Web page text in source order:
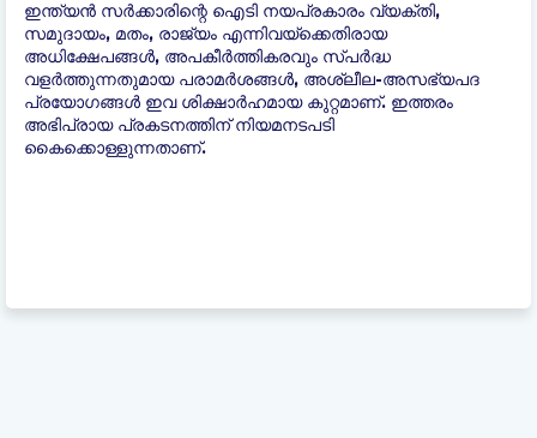
ഇന്ത്യന്‍ സർക്കാരിന്റെ ഐടി നയപ്രകാരം വ്യക്തി,
സമുദായം, മതം, രാജ്യം എന്നിവയ്ക്കെതിരായ
അധിക്ഷേപങ്ങൾ, അപകീർത്തികരവും സ്പർദ്ധ
വളർത്തുന്നതുമായ പരാമർശങ്ങൾ, അശ്ലീല-അസഭ്യപദ
പ്രയോഗങ്ങൾ ഇവ ശിക്ഷാർഹമായ കുറ്റമാണ്. ഇത്തരം
അഭിപ്രായ പ്രകടനത്തിന് നിയമനടപടി
കൈക്കൊള്ളുന്നതാണ്.